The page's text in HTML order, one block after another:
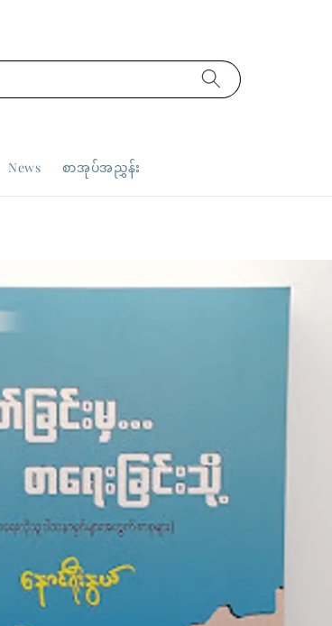
News စာအုပ်အညွှန်း